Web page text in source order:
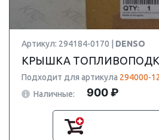
Артикул: 294184-0170 | DENSO
КРЫШКА
Подходит для артикула 294000-
Наличные:
900 ₽